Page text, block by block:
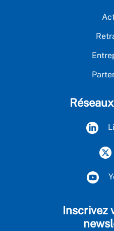
Inscrivez